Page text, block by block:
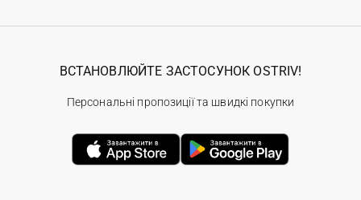
ВСТАНОВЛЮЙТЕ ЗАСТОСУНОК OSTRIV!
Персональні пропозиції та швидкі покупки